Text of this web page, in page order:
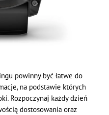
powinny być łatwe do
na podstawie których
Rozpoczynaj każdy dzień
dostosowania oraz